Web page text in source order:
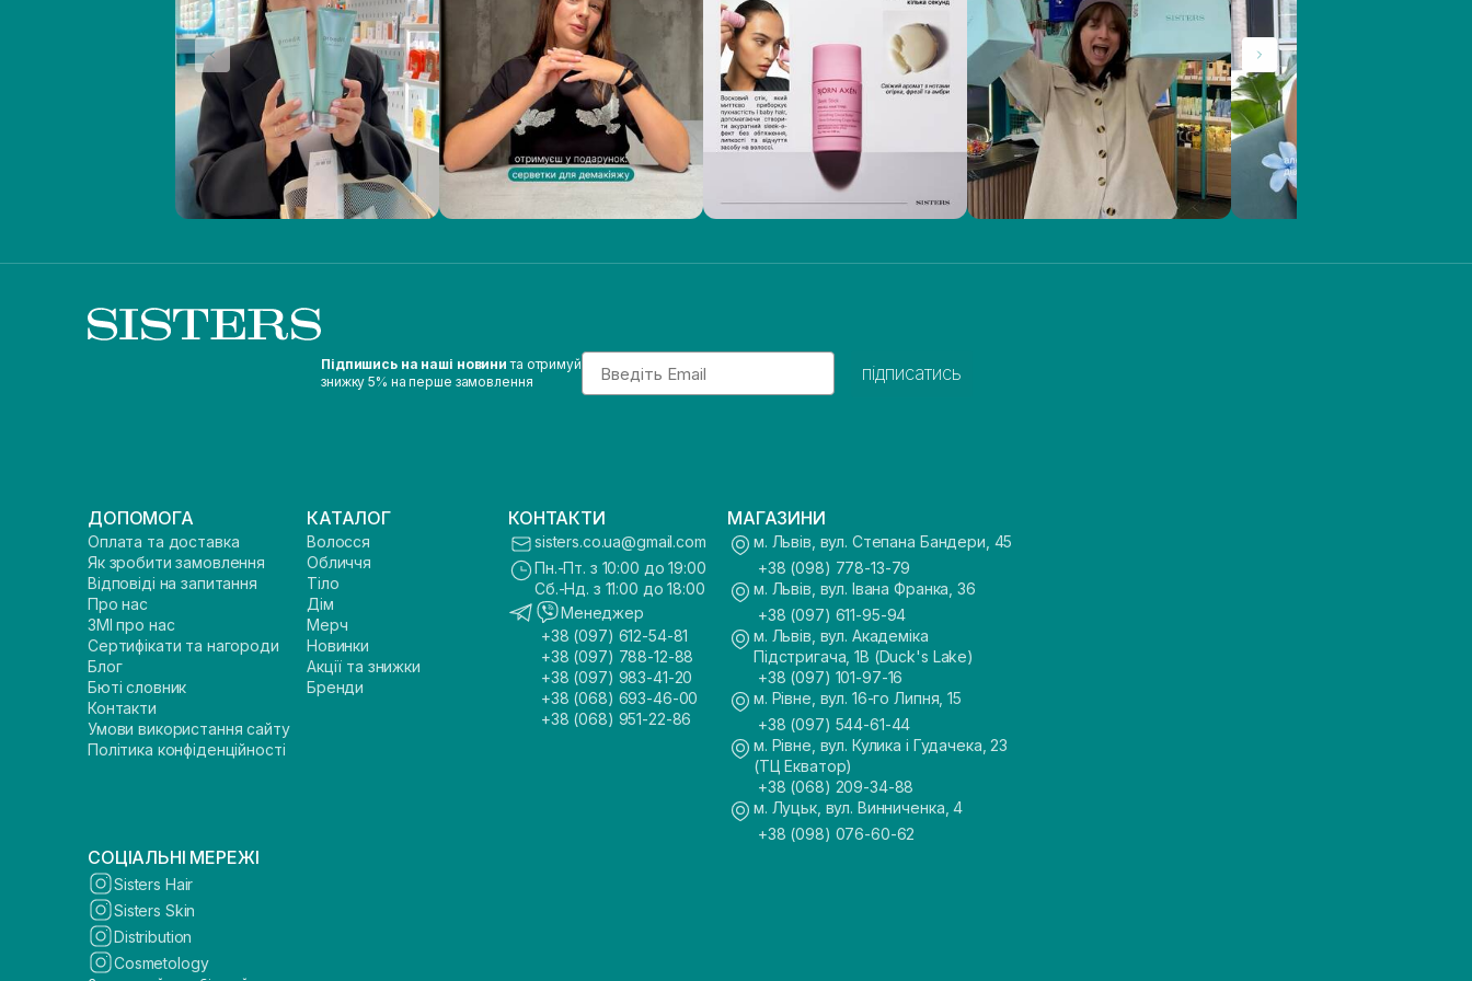
Підпишись на наші новини та отримуй
знижку 5% на перше замовлення
Email
підписатись
ДОПОМОГА
Оплата та доставка
Як зробити замовлення
Відповіді на запитання
Про нас
ЗМІ про нас
Сертифікати та нагороди
Блог
Бюті словник
Контакти
Умови використання сайту
Політика конфіденційності
КАТАЛОГ
Волосся
Обличчя
Тіло
Дім
Мерч
Новинки
Акції та знижки
Бренди
КОНТАКТИ
sisters.co.ua@gmail.com
Пн.-Пт. з 10:00 до 19:00
Сб.-Нд. з 11:00 до 18:00
Менеджер
+38 (097) 612-54-81
+38 (097) 788-12-88
+38 (097) 983-41-20
+38 (068) 693-46-00
+38 (068) 951-22-86
МАГАЗИНИ
м. Львів, вул. Степана Бандери, 45
+38 (098) 778-13-79
м. Львів, вул. Івана Франка, 36
+38 (097) 611-95-94
м. Львів, вул. Академіка
Підстригача, 1В (Duck's Lake)
+38 (097) 101-97-16
м. Рівне, вул. 16-го Липня, 15
+38 (097) 544-61-44
м. Рівне, вул. Кулика і Гудачека, 23
(ТЦ Екватор)
+38 (068) 209-34-88
м. Луцьк, вул. Винниченка, 4
+38 (098) 076-60-62
СОЦІАЛЬНІ МЕРЕЖІ
Sisters Hair
Sisters Skin
Distribution
Cosmetology